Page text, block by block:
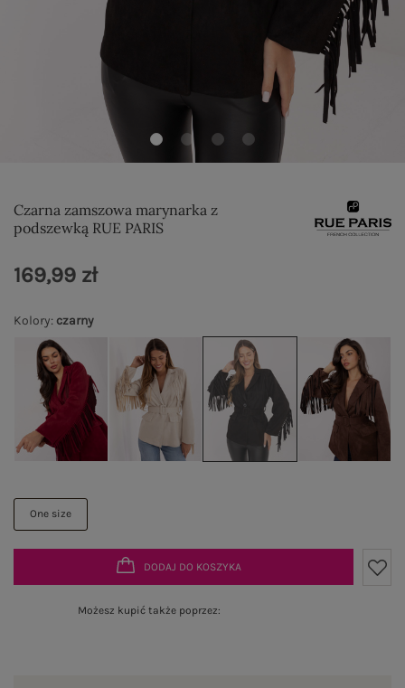
Czarna zamszowa marynarka z
podszewką RUE PARIS
Kolory: czarny
One size
169,99 zł
DODAJ DO KOSZYKA
Możesz kupić także poprzez: